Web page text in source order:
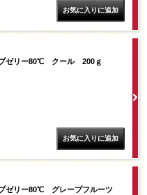
ゼリー80℃ クール 200ｇ
ゼリー80℃ グレープフルーツ